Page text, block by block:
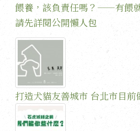
餵養，該負責任嗎？——有餵
請先詳閱公開懶人包
打造犬貓友善城市 台北市目前